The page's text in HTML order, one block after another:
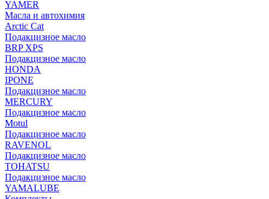
YAMER
Масла и автохимия
Arctic Cat
Подакцизное масло
BRP XPS
Подакцизное масло
HONDA
IPONE
Подакцизное масло
MERCURY
Подакцизное масло
Motul
Подакцизное масло
RAVENOL
Подакцизное масло
TOHATSU
Подакцизное масло
YAMALUBE